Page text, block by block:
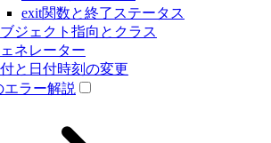
exit関数と終了ステータス
ジェクト指向とクラス
ネレーター
と日付時刻の変更
エラー解説